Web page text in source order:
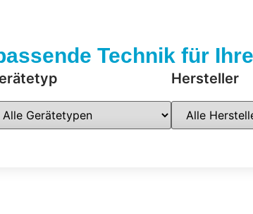
Technik für
Hersteller